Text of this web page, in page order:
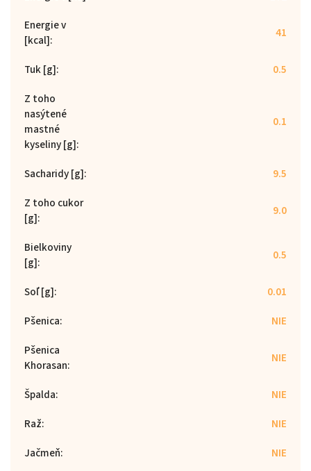
Energie v
[kcal]: 41
Tuk [g]:
0.5
Z toho
nasýtené
mastné
kyseliny [g]:
0.1
Sacharidy [g]:
9.5
Z toho cukor
[g]: 9.0
Bielkoviny
[g]: 0.5
Soľ [g]:
0.01
Pšenica:
NIE
Pšenica
Khorasan: NIE
Špalda:
NIE
Raž:
NIE
Jačmeň: NIE